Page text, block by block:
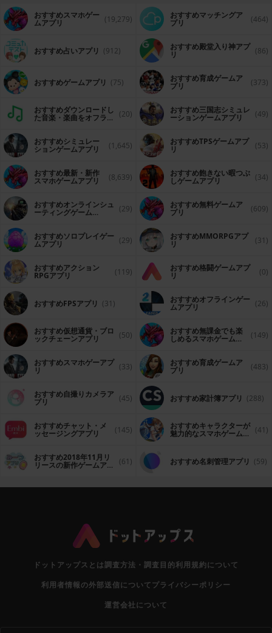
おすすめスマホゲー
ムアプリ (19,279) おすすめマッチングア
プリ (464)
おすすめ占いアプリ (912) おすすめ殿堂入り神アプ
リ (86)
おすすめゲームアプリ (75) おすすめ育成ゲームア
プリ (373)
おすすめダウンロードし
た音楽・楽曲をオフライ (20) おすすめ三国志シミュレ
ーションゲームアプリ (49)
おすすめシミュレー
ションゲームアプリ (1,645) おすすめTPSゲームアプ
リ (53)
おすすめ最新・新作
スマホゲームアプリ (8,639) おすすめ飽きない暇つぶ
しゲームアプリ (34)
おすすめオンラインシュ
ーティングゲーム (29) おすすめ無料ゲームア
プリ (609)
おすすめソロプレイゲー
ムアプリ (29) おすすめ MMORPGアプ
リ (31)
おすすめアクション
RPGアプリ (119) おすすめ格闘ゲームアプ
リ (0)
おすすめFPSアプリ (31) おすすめオフラインゲー
ムアプリ (26)
おすすめ仮想通貨・ブロ
ックチェーンアプリ (50) おすすめ無課金でも楽
しめるスマホゲームア (149)
おすすめスマホゲーアプ
リ (33) おすすめ育成ゲームア
プリ (483)
おすすめ自撮りカメラア
プリ (45) おすすめ家計簿アプリ (288)
おすすめチャット・メ
ッセージングアプリ (145) おすすめキャラクターが
魅力的なスマホゲームア (41)
おすすめ2018年11月リ
リースの新作ゲームアプ (61) おすすめ名刺管理アプリ (59)
ドットアップスとは調査方法・調査目的利用規約について
利用者情報の外部送信についてプライバシーポリシー
運営会社について